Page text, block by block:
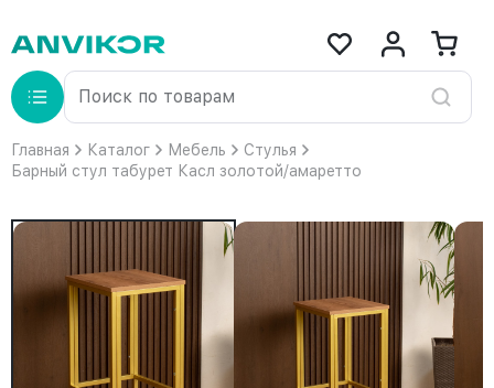
Главная Каталог Мебель
Стулья
Барный стул табурет Касл золотой/амаретто